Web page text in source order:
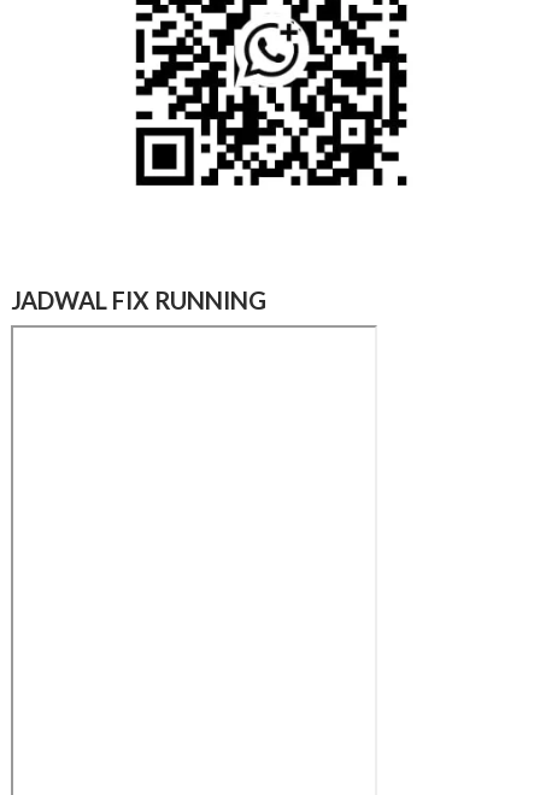
JADWAL FIX RUNNING